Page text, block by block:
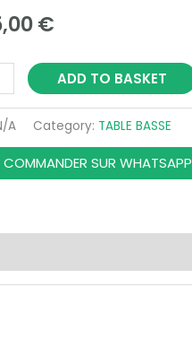
€
ADD TO BASKET
A Category: TABLE BASSE
COMMANDER SUR WHATSAPP